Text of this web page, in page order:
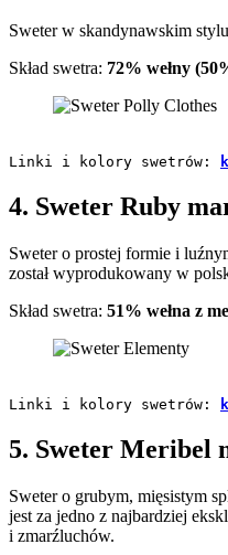
Sweter w skandynawskim
Skład swetra: 72% wełny
Linki i kolory swetrów:
4. Sweter Ruby
Sweter o prostej formie i
został wyprodukowany w
Skład swetra: 51% wełna z
Linki i kolory swetrów:
5. Sweter Meribel
Sweter o grubym, mięsistym
jest za jedno z najbardziej
i zmarźluchów.